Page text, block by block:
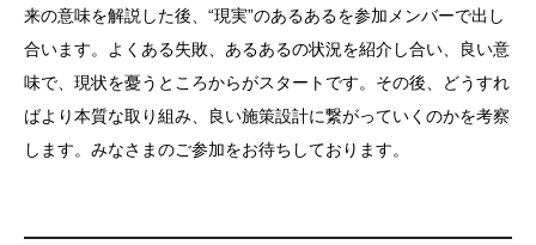
来の意味を解説した後、“現実”のあるあるを参加メンバーで出し
合います。よくある失敗、あるあるの状況を紹介し合い、良い意
味で、現状を憂うところからがスタートです。その後、どうすれ
ばより本質な取り組み、良い施策設計に繋がっていくのかを考察
します。みなさまのご参加をお待ちしております。